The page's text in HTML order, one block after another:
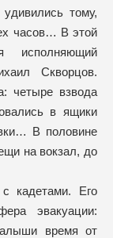
тому,
часов… В этой
исполняющий
Скворцов.
четыре взвода
в ящики
В половине
на вокзал, до
кадетами. Его
эвакуации:
время от